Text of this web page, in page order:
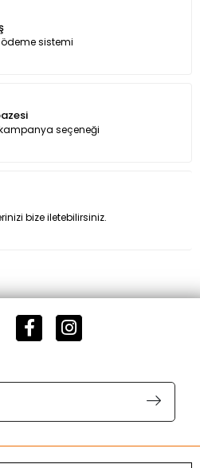
sistemi
seçeneği
bize iletebilirsiniz.